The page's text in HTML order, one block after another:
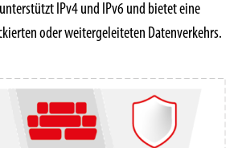
IPv4 und IPv6 und bietet eine
oder weitergeleiteten Datenverkehrs.